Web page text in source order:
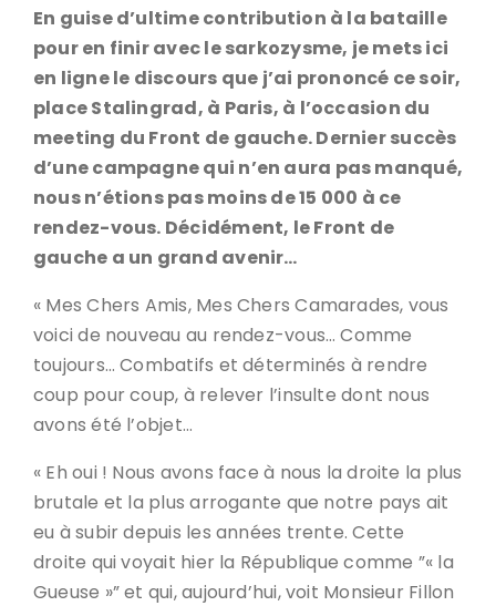
En guise d’ultime contribution à la bataille
pour en finir avec le sarkozysme, je mets ici
en ligne le discours que j’ai prononcé ce soir,
place Stalingrad, à Paris, à l’occasion du
meeting du Front de gauche. Dernier succès
d’une campagne qui n’en aura pas manqué,
nous n’étions pas moins de 15 000 à ce
rendez-vous. Décidément, le Front de
gauche a un grand avenir…
« Mes Chers Amis, Mes Chers Camarades, vous
voici de nouveau au rendez-vous… Comme
toujours… Combatifs et déterminés à rendre
coup pour coup, à relever l’insulte dont nous
avons été l’objet…
« Eh oui ! Nous avons face à nous la droite la plus
brutale et la plus arrogante que notre pays ait
eu à subir depuis les années trente. Cette
droite qui voyait hier la République comme ”« la
Gueuse »” et qui, aujourd’hui, voit Monsieur Fillon